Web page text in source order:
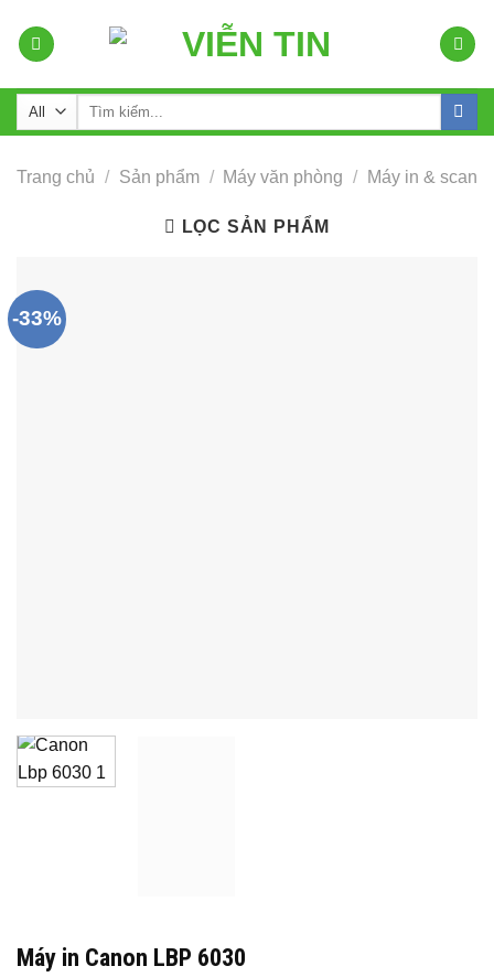
content
Tìm
Trang chủ / Sản phẩm / Máy văn phòng / Máy in & scan
LỌC SẢN PHẨM
-33%
Máy in Canon LBP 6030